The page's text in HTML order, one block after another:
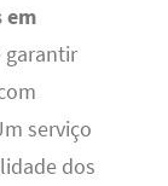
em
garantir
serviço
dos